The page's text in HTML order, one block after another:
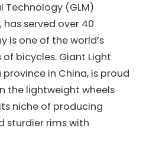
Technology (GLM)
has served over 40
is one of the world’s
bicycles. Giant Light
in China, is proud
the lightweight wheels
niche of producing
sturdier rims with